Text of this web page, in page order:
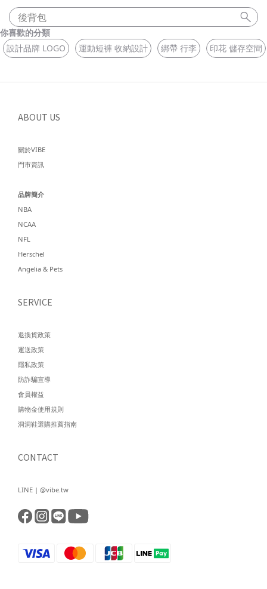
後背包
你喜歡的分類
設計品牌 LOGO
運動短褲 收納設計 綁帶 行李 印花 儲存空間
ABOUT US
關於VIBE
門市資訊
品牌簡介
NBA
NCAA
NFL
Herschel
Angelia & Pets
SERVICE
退換貨政策
運送政策
隱私政策
防詐騙宣導
會員權益
購物金使用規則
洞洞鞋選購推薦指南
CONTACT
LINE | @vibe.tw